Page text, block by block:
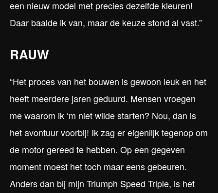
een nieuw model met precies dezelfde kleuren!
Daar baalde ik van, maar de keuze stond al vast.”
RAUW
“Het proces van het bouwen is gewoon leuk en het
heeft meerdere jaren geduurd. Mensen vroegen
me waarom ik ‘m niet wilde starten? Nou, dan is
het avontuur voorbij! Ik zag er eigenlijk tegenop om
de motor gereed te hebben. Op een gegeven
moment moest het toch maar eens gebeuren.
Anders dan bij mijn Triumph Speed Triple, is het